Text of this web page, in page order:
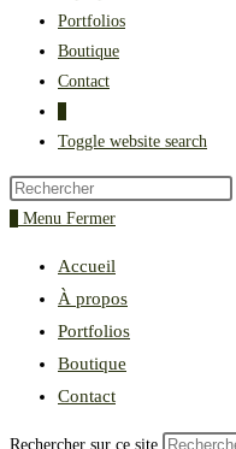
Portfolios
Boutique
Contact
Toggle website search
Menu Fermer
Accueil
À propos
Portfolios
Boutique
Contact
Rechercher sur ce site